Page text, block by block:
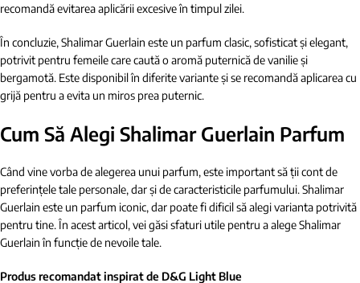
recomandă evitarea aplicării excesive în timpul zilei.
În concluzie, Shalimar Guerlain este un parfum clasic, sofisticat și elegant,
potrivit pentru femeile care caută o aromă puternică de vanilie și
bergamotă. Este disponibil în diferite variante și se recomandă aplicarea cu
grijă pentru a evita un miros prea puternic.
Cum Să Alegi Shalimar Guerlain Parfum
Când vine vorba de alegerea unui parfum, este important să ții cont de
preferințele tale personale, dar și de caracteristicile parfumului. Shalimar
Guerlain este un parfum iconic, dar poate fi dificil să alegi varianta potrivită
pentru tine. În acest articol, vei găsi sfaturi utile pentru a alege Shalimar
Guerlain în funcție de nevoile tale.
Produs recomandat inspirat de D&G Light Blue